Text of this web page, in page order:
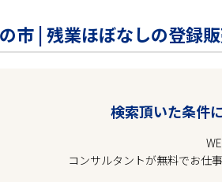
市 | 残業ほぼなしの登録販
検索頂いた条件
コンサルタントが無料でお仕